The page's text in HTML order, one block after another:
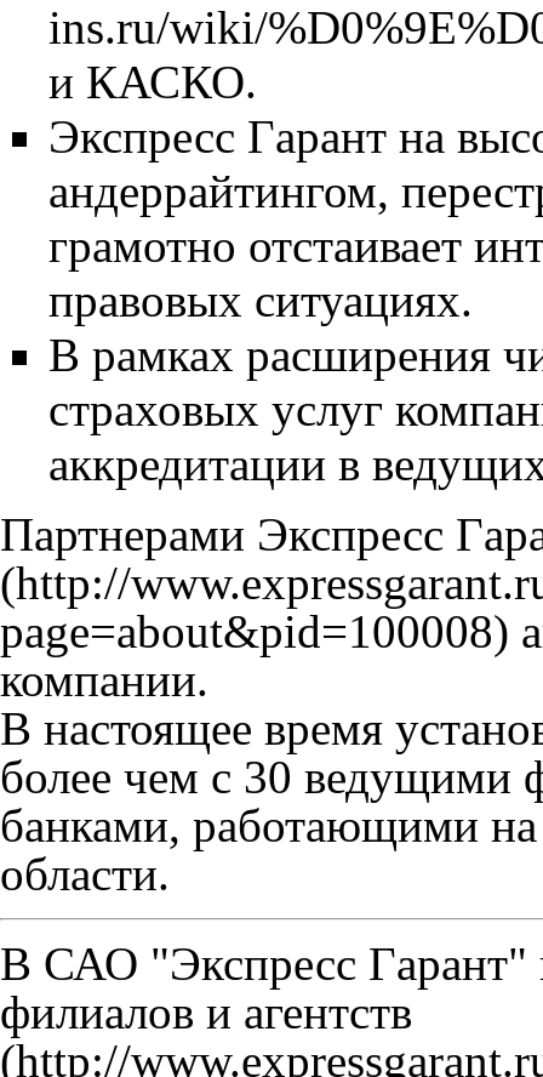
и КАСКО.
Экспресс Гaрант на
андеррайтингом,
грамотно отстаивает
правовых ситуациях.
В рамках расширения
страховых услуг
аккредитации в
Партнерами Экспресс
компании.
В настоящее время
более чем с 30 ведущими
банками, работающими на
области.
В САО "Экспресс Гaрант"
филиалов и агентств